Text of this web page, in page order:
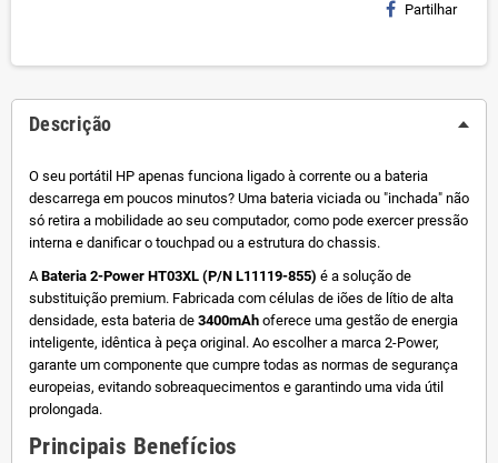
Partilhar
Descrição
O seu portátil HP apenas funciona ligado à corrente ou a bateria
descarrega em poucos minutos? Uma bateria viciada ou "inchada" não
só retira a mobilidade ao seu computador, como pode exercer pressão
interna e danificar o touchpad ou a estrutura do chassis.
ABateria 2-Power HT03XL (P/N L11119-855) é a solução de
substituição premium. Fabricada com células de iões de lítio de alta
densidade, esta bateria de 3400mAh oferece uma gestão de energia
inteligente, idêntica à peça original. Ao escolher a marca 2-Power,
garante um componente que cumpre todas as normas de segurança
europeias, evitando sobreaquecimentos e garantindo uma vida útil
prolongada.
Principais Benefícios